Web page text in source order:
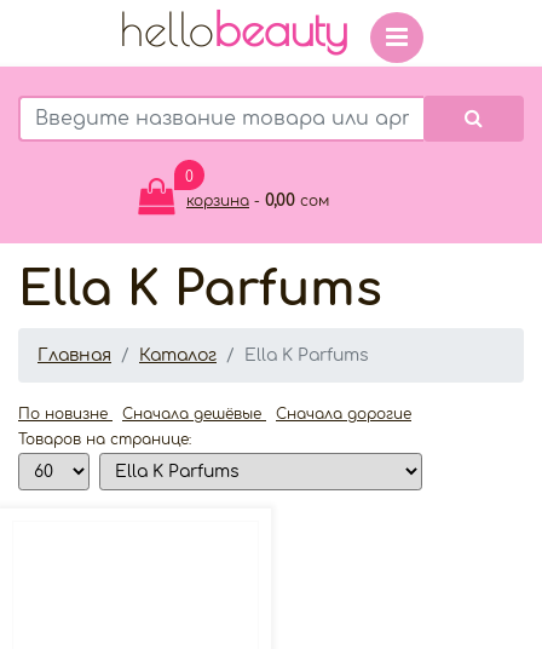
hellobeauty
0
корзина - 0,00 сом
Ella K Parfums
Главная Каталог Ella K Parfums
По новизне Сначала дешёвые
Сначала дорогие
Товаров на странице: